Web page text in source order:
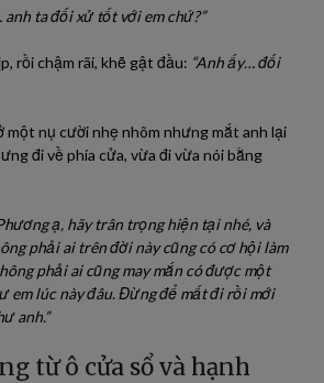
ta đối xử tốt với em chứ?”
rồi chậm rãi, khẽ gật đầu: “Anh ấy… đối
một nụ cười nhẹ nhõm nhưng mắt anh lại
đi về phía cửa, vừa đi vừa nói bằng
ạ, hãy trân trọng hiện tại nhé, và
phải ai trên đời này cũng có cơ hội làm
phải ai cũng may mắn có được một
em lúc này đâu. Đừng để mất đi rồi mới
anh.”
từ ô cửa sổ và hạnh